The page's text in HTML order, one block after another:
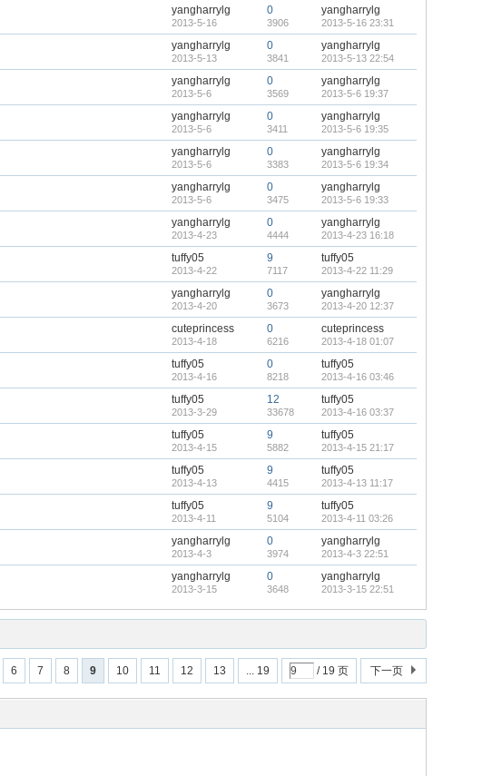
yangharrylg
2013-5-16
0
3906
yangharrylg
2013-5-16 23:31
yangharrylg
2013-5-13
0
3841
yangharrylg
2013-5-13 22:54
yangharrylg
2013-5-6
0
3569
yangharrylg
2013-5-6 19:37
yangharrylg
2013-5-6
0
3411
yangharrylg
2013-5-6 19:35
yangharrylg
2013-5-6
0
3383
yangharrylg
2013-5-6 19:34
yangharrylg
2013-5-6
0
3475
yangharrylg
2013-5-6 19:33
yangharrylg
2013-4-23
0
4444
yangharrylg
2013-4-23 16:18
tuffy05
2013-4-22
9
7117
tuffy05
2013-4-22 11:29
yangharrylg
2013-4-20
0
3673
yangharrylg
2013-4-20 12:37
cuteprincess
2013-4-18
0
6216
cuteprincess
2013-4-18 01:07
tuffy05
2013-4-16
0
8218
tuffy05
2013-4-16 03:46
tuffy05
2013-3-29
12
33678
tuffy05
2013-4-16 03:37
tuffy05
2013-4-15
9
5882
tuffy05
2013-4-15 21:17
tuffy05
2013-4-13
9
4415
tuffy05
2013-4-13 11:17
tuffy05
2013-4-11
9
5104
tuffy05
2013-4-11 03:26
yangharrylg
2013-4-3
0
3974
yangharrylg
2013-4-3 22:51
yangharrylg
2013-3-15
0
3648
yangharrylg
2013-3-15 22:51
6 7 8 9 10 11 12 13 ... 19 / 19 页 下一页